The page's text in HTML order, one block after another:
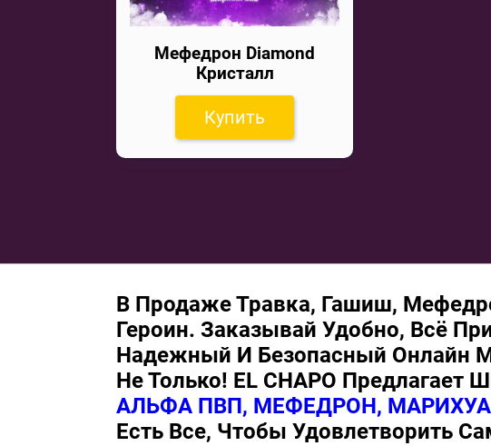
Мефедрон Diamond
Кристалл
Купить
В Продаже Травка, Гашиш,
Героин. Заказывай Удобно, Всё
Надежный И Безопасный Онлайн
Не Только! EL CHAPO
АЛЬФА ПВП, МЕФЕДРОН,
Есть Все, Чтобы Удовлетворить